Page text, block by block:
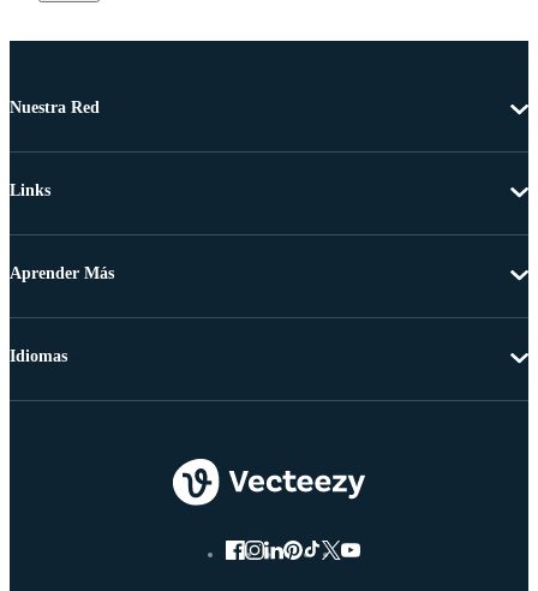
Nuestra Red
Links
Aprender Más
Idiomas